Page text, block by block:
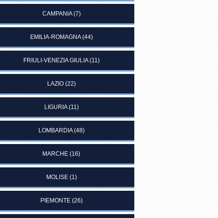
CAMPANIA(7)
EMILIA-ROMAGNA(44)
FRIULI-VENEZIA GIULIA(11)
LAZIO(22)
LIGURIA(11)
LOMBARDIA(48)
MARCHE (16)
MOLISE(1)
PIEMONTE(26)